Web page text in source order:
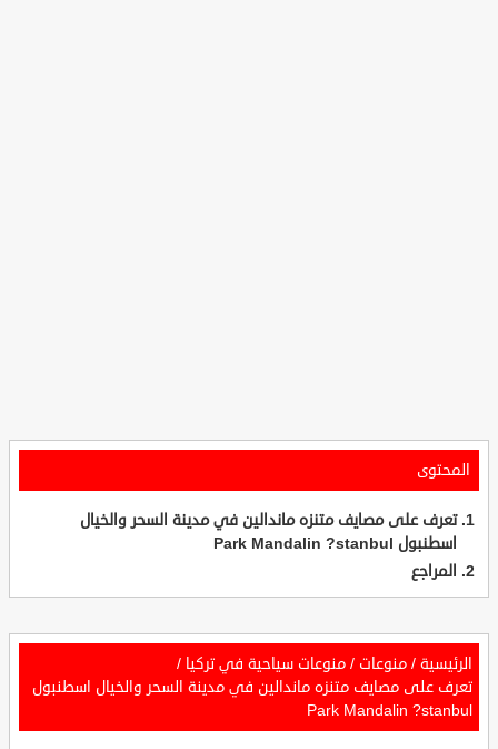
المحتوى
تعرف على مصايف متنزه ماندالين في مدينة السحر والخيال
اسطنبول Park Mandalin ?stanbul
المراجع
الرئيسية / منوعات / منوعات سياحية في تركيا /
تعرف على مصايف متنزه ماندالين في مدينة السحر والخيال اسطنبول
Park Mandalin ?stanbul